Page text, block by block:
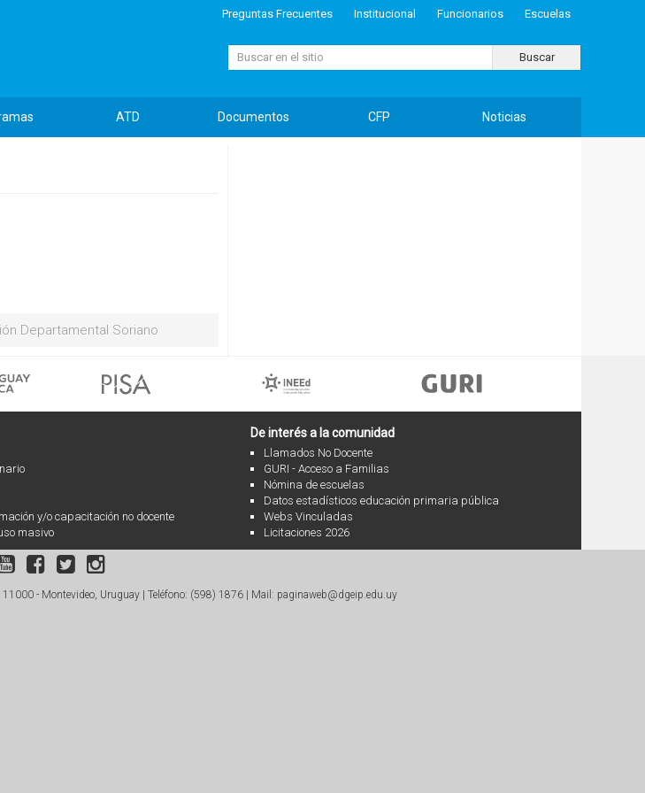
Preguntas Frecuentes Institucional Funcionarios Escuelas
Buscar... Buscar
ATD Documentos CFP Noticias
Departamental Soriano
y/o capacitación no docente
masivo
De interés a la comunidad
Llamados No Docente
GURI - Acceso a Familias
Nómina de escuelas
Datos estadísticos educación primaria pública
Webs Vinculadas
Licitaciones 2026
- Montevideo, Uruguay | Teléfono: (598) 1876 Mail: paginaweb@dgeip.edu.uy